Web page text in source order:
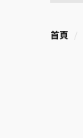
首頁